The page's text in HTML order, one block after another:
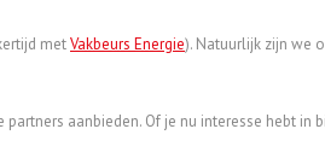
metVakbeurs Energie). Natuurlijk zijn we
aanbieden. Of je nu interesse hebt